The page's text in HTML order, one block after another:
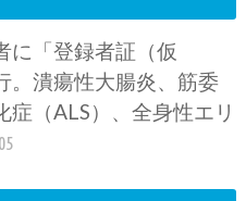
に「登録者証（仮
。潰瘍性大腸炎、筋委
症（ALS）、全身性エリ